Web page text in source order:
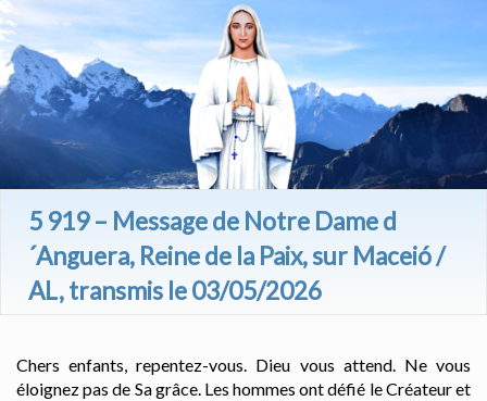
5 919 – Message de Notre Dame d
´Anguera, Reine de la Paix, sur Maceió /
AL, transmis le 03/05/2026
Chers enfants, repentez-vous. Dieu vous attend. Ne vous
éloignez pas de Sa grâce. Les hommes ont défié le Créateur et